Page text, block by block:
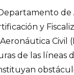
de
y
Civil
de las líneas